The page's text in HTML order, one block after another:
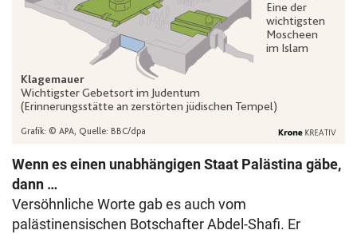
Wenn es einen unabhängigen Staat Palästina gäbe,
dann …
Versöhnliche Worte gab es auch vom
palästinensischen Botschafter Abdel-Shafi. Er